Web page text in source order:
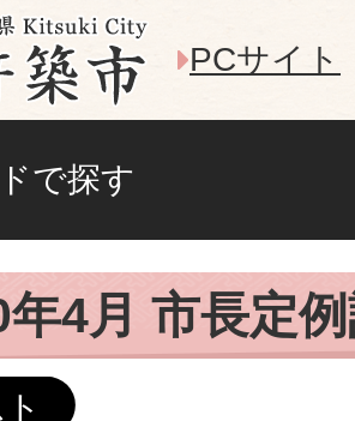
PCサイト
で探す
4月 市長定